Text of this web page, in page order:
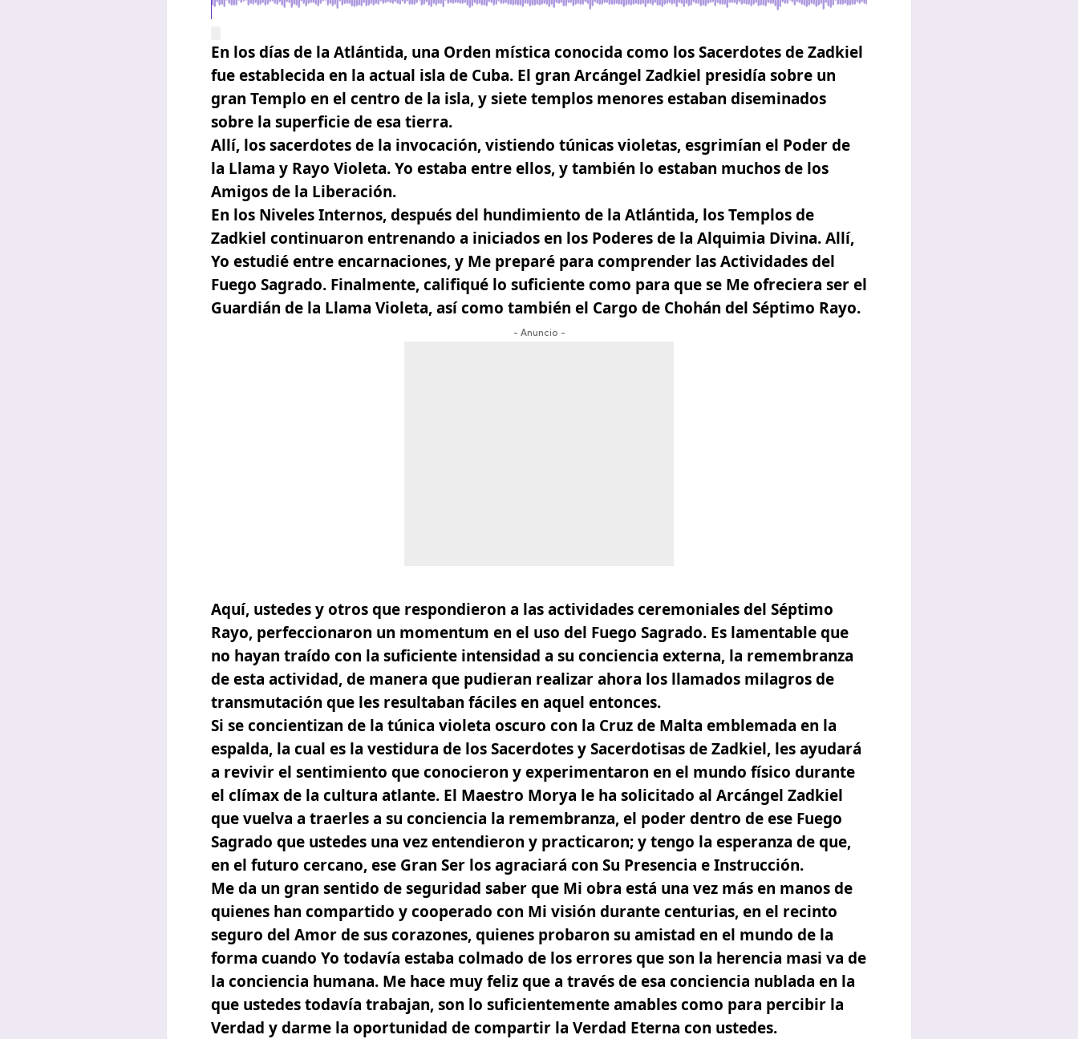
En los días de la Atlántida, una Orden mística conocida como los Sacerdotes de Zadkiel
fue establecida en la actual isla de Cuba. El gran Arcángel Zadkiel presidía sobre un
gran Templo en el centro de la isla, y siete templos menores estaban diseminados
sobre la superficie de esa tierra.
Allí, los sacerdotes de la invocación, vistiendo túnicas violetas, esgrimían el Poder de
la Llama y Rayo Violeta. Yo estaba entre ellos, y también lo estaban muchos de los
Amigos de la Liberación.
En los Niveles Internos, después del hundimiento de la Atlántida, los Templos de
Zadkiel continuaron entrenando a iniciados en los Poderes de la Alquimia Divina. Allí,
Yo estudié entre encarnaciones, y Me preparé para comprender las Actividades del
Fuego Sagrado. Finalmente, califiqué lo suficiente como para que se Me ofreciera ser el
Guardián de la Llama Violeta, así como también el Cargo de Chohán del Séptimo Rayo.
- Anuncio -
Aquí, ustedes y otros que respondieron a las actividades ceremoniales del Séptimo
Rayo, perfeccionaron un momentum en el uso del Fuego Sagrado. Es lamentable que
no hayan traído con la suficiente intensidad a su conciencia externa, la remembranza
de esta actividad, de manera que pudieran realizar ahora los llamados milagros de
transmutación que les resultaban fáciles en aquel entonces.
Si se concientizan de la túnica violeta oscuro con la Cruz de Malta emblemada en la
espalda, la cual es la vestidura de los Sacerdotes y Sacerdotisas de Zadkiel, les ayudará
a revivir el sentimiento que conocieron y experimentaron en el mundo físico durante
el clímax de la cultura atlante. El Maestro Morya le ha solicitado al Arcángel Zadkiel
que vuelva a traerles a su conciencia la remembranza, el poder dentro de ese Fuego
Sagrado que ustedes una vez entendieron y practicaron; y tengo la esperanza de que,
en el futuro cercano,ese Gran Ser los agraciará con Su Presencia e Instrucción.
Me da un gran sentido de seguridad saber que Mi obra está una vez más en manos de
quienes han compartido y cooperado con Mi visión durante centurias, en el recinto
seguro del Amor de sus corazones, quienes probaron su amistad en el mundo de la
forma cuando Yo todavía estaba colmado de los errores que son la herencia masi va de
la conciencia humana. Me hace muy feliz que a través de esa conciencia nublada en la
que ustedes todavía trabajan, son lo suficientemente amables como para percibir la
Verdad y darme la oportunidad de compartir la Verdad Eterna con ustedes.